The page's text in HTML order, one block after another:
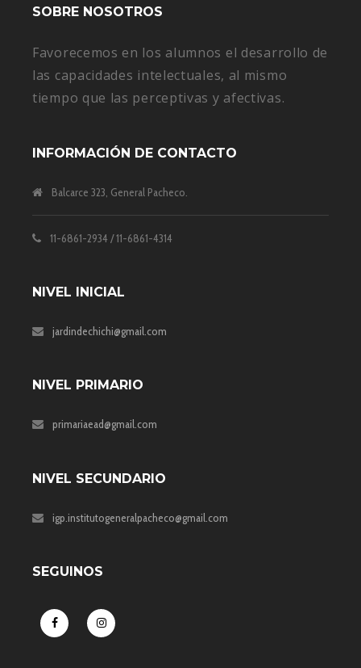
SOBRE NOSOTROS
Favorecemos en los alumnos el desarrollo de
las capacidades intelectuales, al mismo
tiempo que las perceptivas y afectivas.
INFORMACIÓN DE CONTACTO
Balcarce 323, General Pacheco.
11-6861-2934 / 11-6861-4314
NIVEL INICIAL
jardindechichi@gmail.com
NIVEL PRIMARIO
primariaead@gmail.com
NIVEL SECUNDARIO
igp.institutogeneralpacheco@gmail.com
SEGUINOS